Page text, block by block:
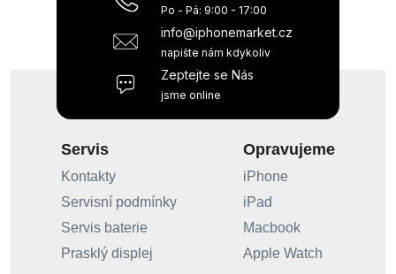
Po - Pá: 9:00 - 17:00
info@iphonemarket.cz
napište nám kdykoliv
Zeptejte se Nás
jsme online
Servis
Kontakty
Servisní podmínky
Servis baterie
Prasklý displej
Opravujeme
iPhone
iPad
Macbook
Apple Watch